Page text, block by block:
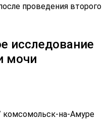
проведения второго
исследование
мочи
комсомольск-на-Амуре